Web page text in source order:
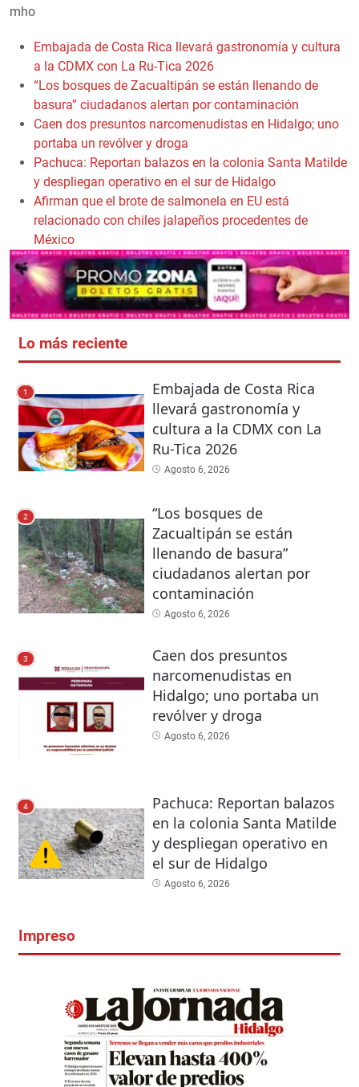
mho
Embajada de Costa Rica llevará gastronomía y cultura
a la CDMX con La Ru-Tica 2026
“Los bosques de Zacualtipán se están llenando de
basura” ciudadanos alertan por contaminación
Caen dos presuntos narcomenudistas en Hidalgo; uno
portaba un revólver y droga
Pachuca: Reportan balazos en la colonia Santa Matilde
y despliegan operativo en el sur de Hidalgo
Afirman que el brote de salmonela en EU está
relacionado con chiles jalapeños procedentes de
México
Lo más reciente
1
Embajada de Costa Rica
llevará gastronomía y
cultura a la CDMX con La
Ru-Tica 2026
Agosto 6, 2026
2
“Los bosques de
Zacualtipán se están
llenando de basura”
ciudadanos alertan por
contaminación
Agosto 6, 2026
3
Caen dos presuntos
narcomenudistas en
Hidalgo; uno portaba un
revólver y droga
Agosto 6, 2026
4
Pachuca: Reportan balazos
en la colonia Santa Matilde
y despliegan operativo en
el sur de Hidalgo
Agosto 6, 2026
Impreso